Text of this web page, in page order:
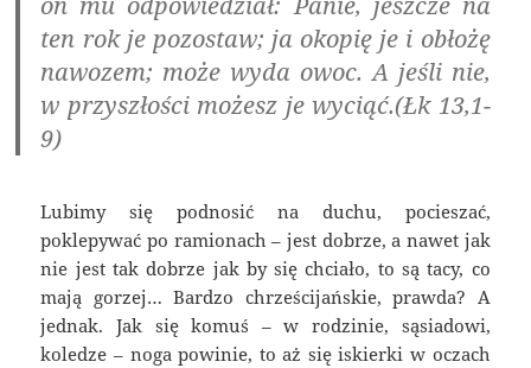
ten rok je pozostaw; ja okopię je i obłożę
nawozem; może wyda owoc. A jeśli nie,
w przyszłości możesz je wyciąć.(Łk 13,1-
9)
Lubimy się podnosić na duchu, pocieszać,
poklepywać po ramionach – jest dobrze, a nawet jak
nie jest tak dobrze jak by się chciało, to są tacy, co
mają gorzej… Bardzo chrześcijańskie, prawda? A
jednak. Jak się komuś – w rodzinie, sąsiadowi,
koledze – noga powinie, to aż się iskierki w oczach